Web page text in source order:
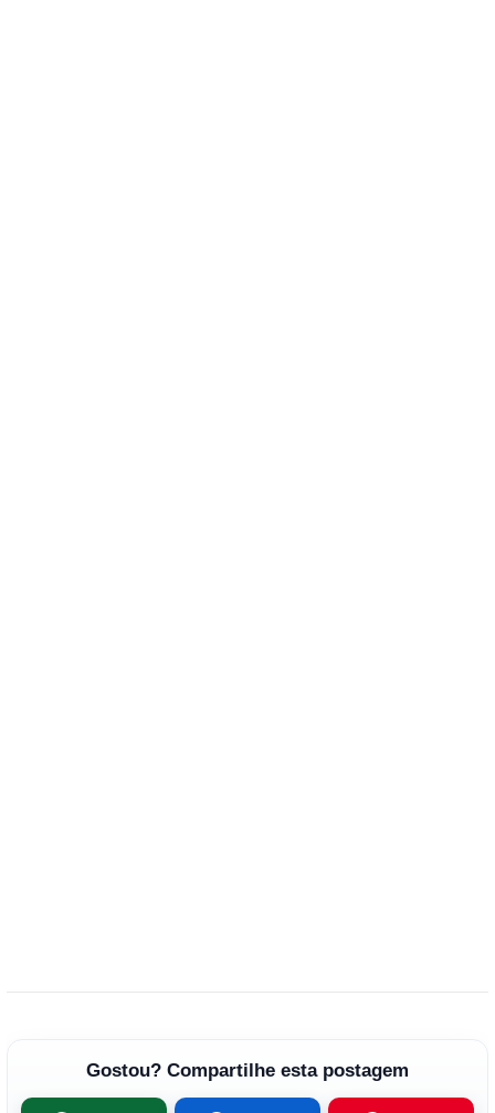
Gostou? Compartilhe esta postagem